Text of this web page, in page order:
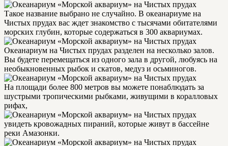
Такое название выбрано не случайно. В океанариуме на
Чистых прудах вас ждет знакомство с тысячами обитателями
морских глубин, которые содержаться в 300 аквариумах.
Океанариум на Чистых прудах разделен на несколько залов.
Вы будете перемещаться из одного зала в другой, любуясь на
необыкновенных рыбок и скатов, медуз и осьминогов.
На площади более 800 метров вы можете понаблюдать за
шустрыми тропическими рыбками, живущими в коралловых
рифах,
увидеть кровожадных пираний, которые живут в бассейне
реки Амазонки.